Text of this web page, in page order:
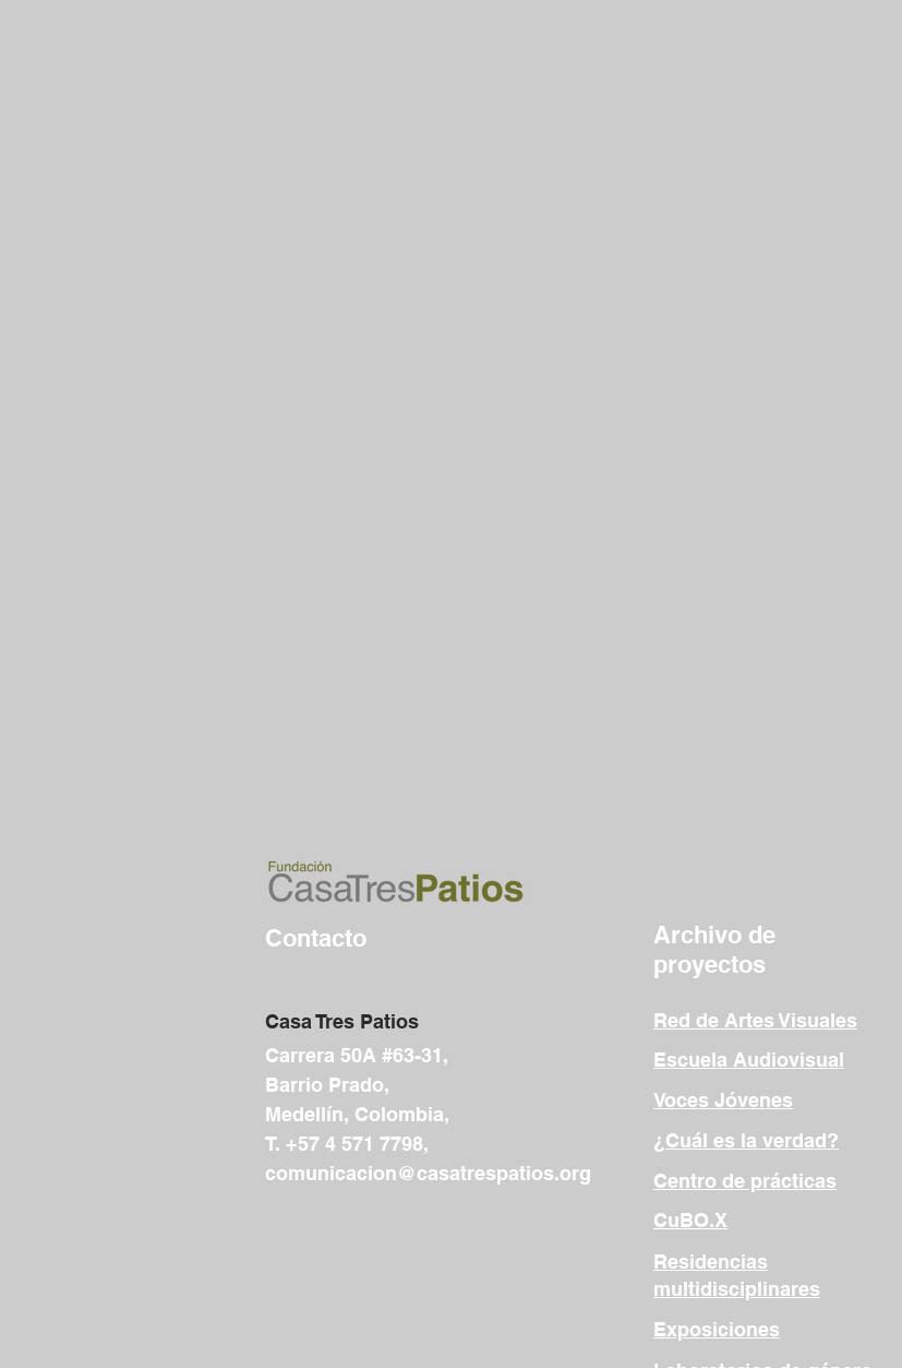
Contacto
Casa Tres Patios
Carrera 50A #63-31,
Barrio Prado,
Medellín, Colombia,
T. +57 4 571 7798,
comunicacion@casatrespatios.org
Archivo de
proyectos
Red de Artes Visuales
Escuela Audiovisual
Voces Jóvenes
¿Cuál es la verdad?
Centro de prácticas
CuBO.X
Residencias
multidisciplinares
Exposiciones